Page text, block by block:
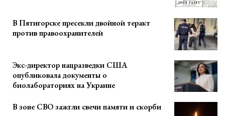
В Пятигорске пресекли двойной теракт
против правоохранителей
Экс-директор нацразведки США
опубликовала документы о
биолабораториях на Украине
В зоне СВО зажгли свечи памяти и скорби